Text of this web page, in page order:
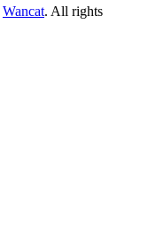
Wancat. All rights